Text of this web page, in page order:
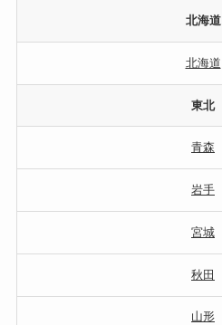
北海道
北海道
東北
青森
岩手
宮城
秋田
山形